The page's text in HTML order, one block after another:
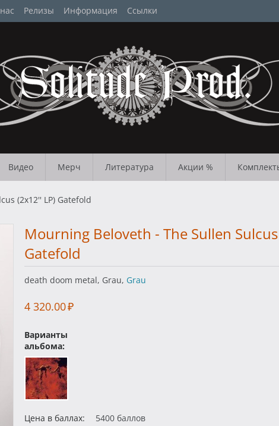
Релизы Информация Ссылки
Видео Мерч Литература Акции %
(2x12'' LP) Gatefold
Mourning Beloveth - The Sullen
Gatefold
death doom metal, Grau, Grau
4 320.00₽
Варианты
альбома:
Цена в баллах: 5400 баллов